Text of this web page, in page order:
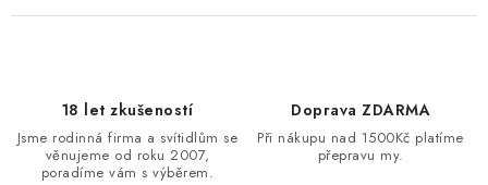
18 let zkušeností
Jsme rodinná firma a svítidlům se
věnujeme od roku 2007,
poradíme vám s výběrem.
Doprava ZDARMA
Při nákupu nad 1500Kč platíme
přepravu my.